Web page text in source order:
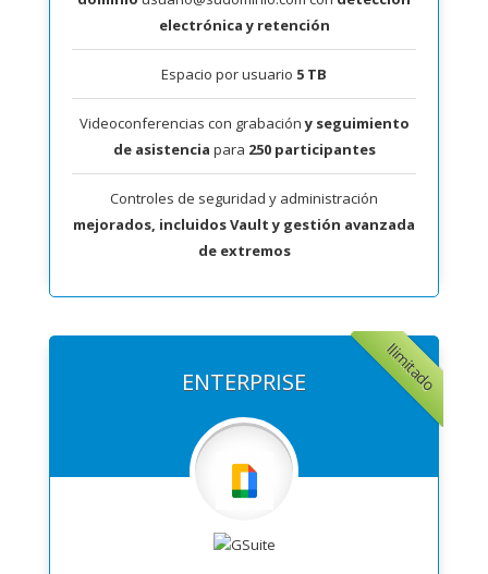
electrónica y retención
Espacio por usuario 5 TB
Videoconferencias con grabacióny seguimiento
de asistencia para 250 participantes
Controles de seguridad y administración
mejorados, incluidos Vault y gestión avanzada
de extremos
Ilimitado
ENTERPRISE